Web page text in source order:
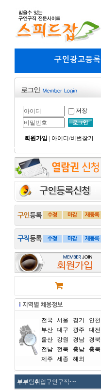
구인광고등록
저장
회원가입 아이디/비번찾기
전국 서울 경기
인천
부산 대구 광주
대전
울산
강원 경남
경북
전남
전북 충남
충북
제주
세종 해외
부부팀취업구인구직~~